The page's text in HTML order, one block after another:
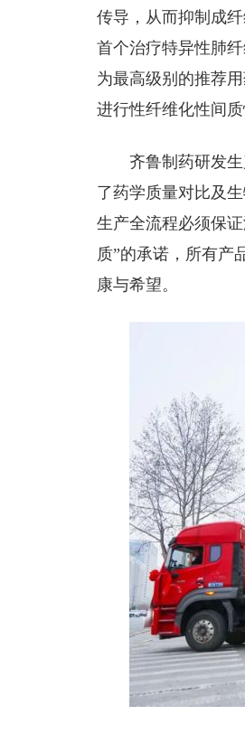
传导，从而抑制成
首个治疗特异性肺
为最高级别的推荐
进行性纤维化性间
齐鲁制药研发
了药学质量对比及
生产全流程必须保
质”的承诺，所有产
康与希望。